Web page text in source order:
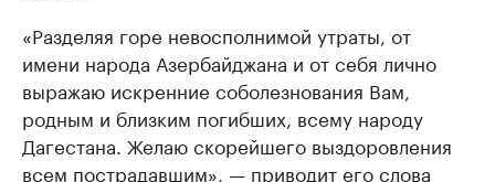
«Разделяя горе невосполнимой утраты, от
имени народа Азербайджана и от себя лично
выражаю искренние соболезнования Вам,
родным и близким погибших, всему народу
Дагестана. Желаю скорейшего выздоровления
всем пострадавшим», — приводит его слова